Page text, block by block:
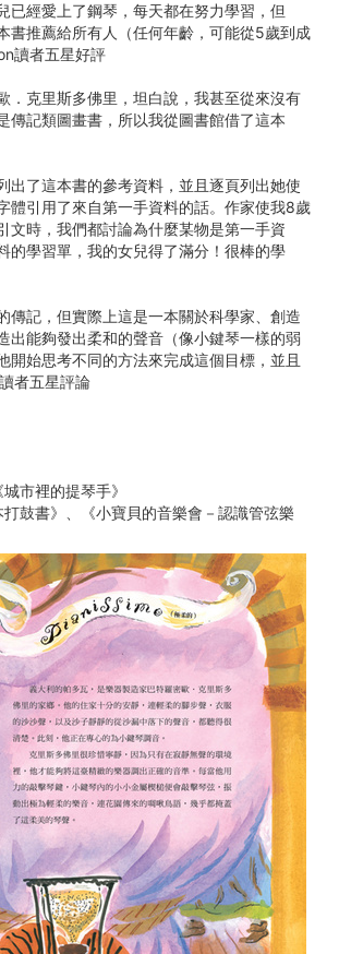
已經愛上了鋼琴，每天都在努力學習，但
書推薦給所有人（任何年齡，可能從5歲到成
讀者五星好評
．克里斯多佛里，坦白說，我甚至從來沒有
傳記類圖畫書，所以我從圖書館借了這本
出了這本書的參考資料，並且逐頁列出她使
體引用了來自第一手資料的話。作家使我8歲
文時，我們都討論為什麼某物是第一手資
的學習單，我的女兒得了滿分！很棒的學
傳記，但實際上這是一本關於科學家、創造
出能夠發出柔和的聲音（像小鍵琴一樣的弱
始思考不同的方法來完成這個目標，並且
者五星評論
市裡的提琴手》
鼓書》、《小寶貝的音樂會－認識管弦樂